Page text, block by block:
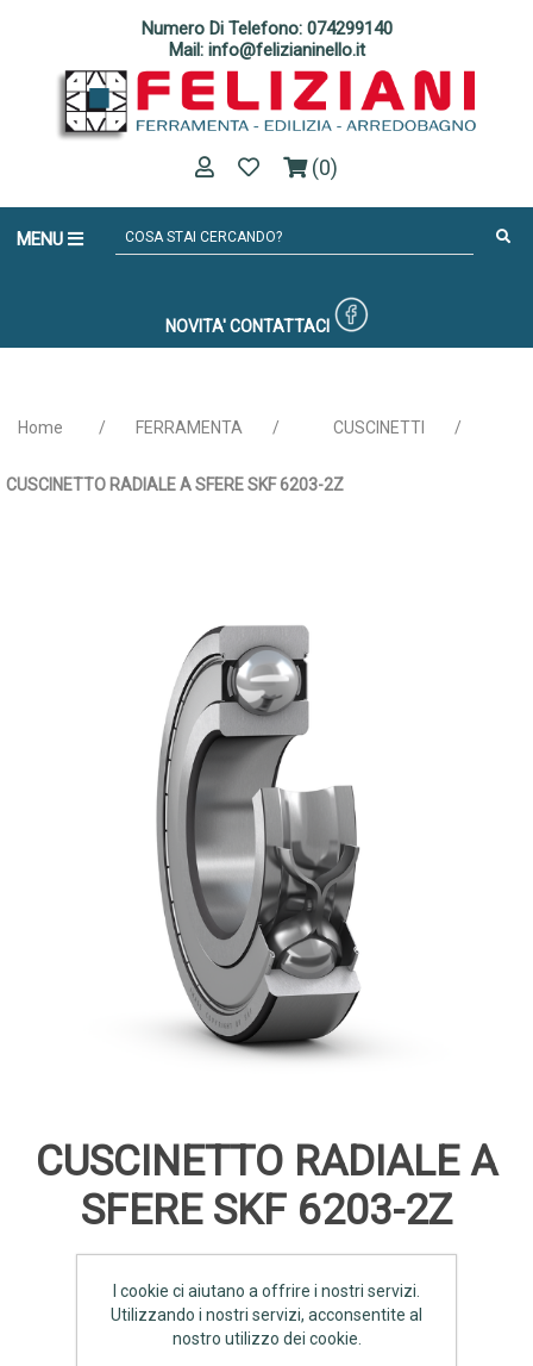
Numero Di Telefono: 074299140
Mail: info@felizianinello.it
(0)
MENU
NOVITA' CONTATTACI
Home / FERRAMENTA / CUSCINETTI /
CUSCINETTO RADIALE A SFERE SKF 6203-2Z
CUSCINETTO RADIALE A
SFERE SKF 6203-2Z
SCHEDA TECNICA
I cookie ci aiutano a offrire i nostri servizi.
Utilizzando i nostri servizi, acconsentite al
nostro utilizzo dei cookie.